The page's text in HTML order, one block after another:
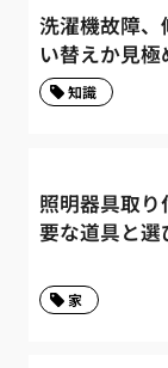
洗濯機故障、
い替えか見極
知識
照明器具取り
要な道具と選
家